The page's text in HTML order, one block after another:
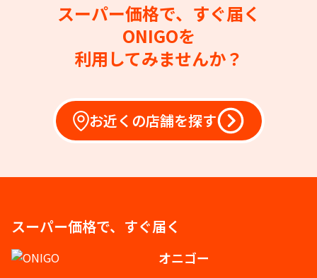
スーパー価格で、すぐ届く
ONIGOを
利用してみませんか？
お近くの店舗を探す
スーパー価格で、すぐ届く
オニゴー